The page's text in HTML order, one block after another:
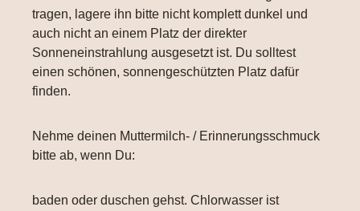
tragen, lagere ihn bitte nicht komplett dunkel und
auch nicht an einem Platz der direkter
Sonneneinstrahlung ausgesetzt ist. Du solltest
einen schönen, sonnengeschützten Platz dafür
finden.
Nehme deinen Muttermilch- / Erinnerungsschmuck
bitte ab, wenn Du:
baden oder duschen gehst. Chlorwasser ist